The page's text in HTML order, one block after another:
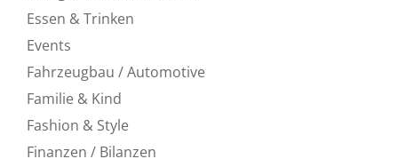
Essen & Trinken
Events
Fahrzeugbau / Automotive
Familie & Kind
Fashion & Style
Finanzen / Bilanzen